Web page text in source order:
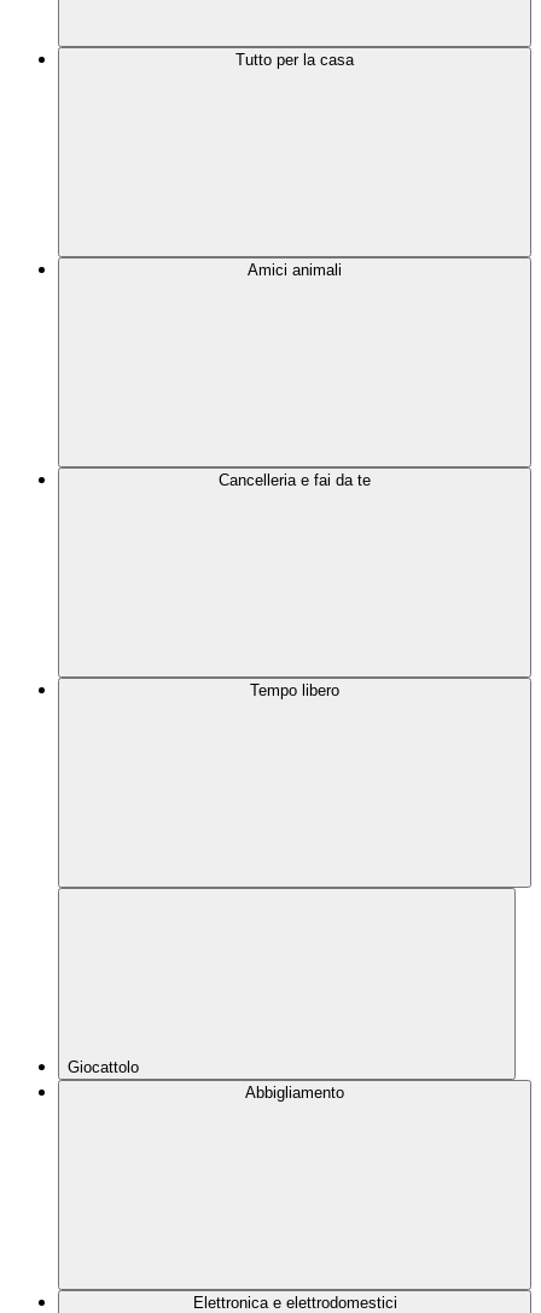
Tutto per la casa
Amici animali
Cancelleria e fai da te
Tempo libero
Giocattolo
Abbigliamento
Elettronica e elettrodomestici